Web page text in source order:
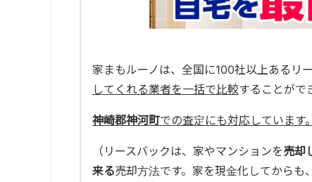
家まもルーノは、全国に100社以上あるリ
してくれる業者を一括で比較することがで
神崎郡神河町での査定にも対応しています。
（リースバックは、家やマンションを売却
来る売却方法です。家を現金化してから